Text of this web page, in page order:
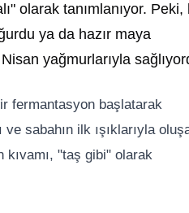
olarak tanımlanıyor. Peki,
ya da hazır maya
yağmurlarıyla
fermantasyon başlatarak
sabahın ilk ışıklarıyla
kıvamı, "taş gibi" olarak